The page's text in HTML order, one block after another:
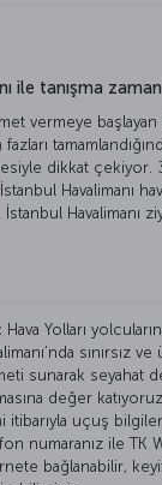
ile tanışma
vermeye başlayan
dikkat çekiyor.
Havalimanı
Havalimanı
Hava Yolları
sınırsız
sunarak seyahat
değer
itibarıyla uçuş
numaranız ile TK
bağlanabilir,